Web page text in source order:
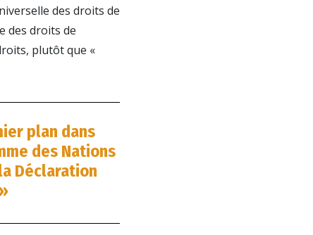
des droits de
des droits de
plutôt que «
plan dans
des Nations
Déclaration